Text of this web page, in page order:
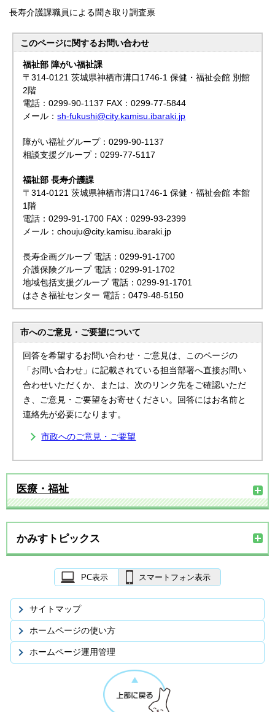
長寿介護課職員による聞き取り調査票
このページに関するお問い合わせ
福祉部 障がい福祉課
〒314-0121 茨城県神栖市溝口1746-1 保健・福祉会館 別館
2階
電話：0299-90-1137 FAX：0299-77-5844
メール：sh-fukushi@city.kamisu.ibaraki.jp
障がい福祉グループ：0299-90-1137
相談支援グループ：0299-77-5117
福祉部 長寿介護課
〒314-0121 茨城県神栖市溝口1746-1 保健・福祉会館 本館
1階
電話：0299-91-1700 FAX：0299-93-2399
メール：chouju@city.kamisu.ibaraki.jp
長寿企画グループ 電話：0299-91-1700
介護保険グループ 電話：0299-91-1702
地域包括支援グループ 電話：0299-91-1701
はさき福祉センター 電話：0479-48-5150
市へのご意見・ご要望について
回答を希望するお問い合わせ・ご意見は、このページの
「お問い合わせ」に記載されている担当部署へ直接お問い
合わせいただくか、または、次のリンク先をご確認いただ
き、ご意見・ご要望をお寄せください。回答にはお名前と
連絡先が必要になります。
市政へのご意見・ご要望
医療・福祉
かみすトピックス
PC表示 スマートフォン表示
サイトマップ
ホームページの使い方
ホームページ運用管理